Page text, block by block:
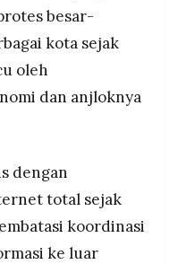
besar-
kota sejak
oleh
dan anjloknya
dengan
total sejak
koordinasi
ke luar